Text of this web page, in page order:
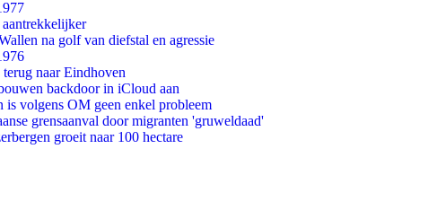
na golf van diefstal en agressie
naar Eindhoven
backdoor in iCloud aan
is volgens OM geen enkel probleem
grensaanval door migranten 'gruweldaad'
groeit naar 100 hectare